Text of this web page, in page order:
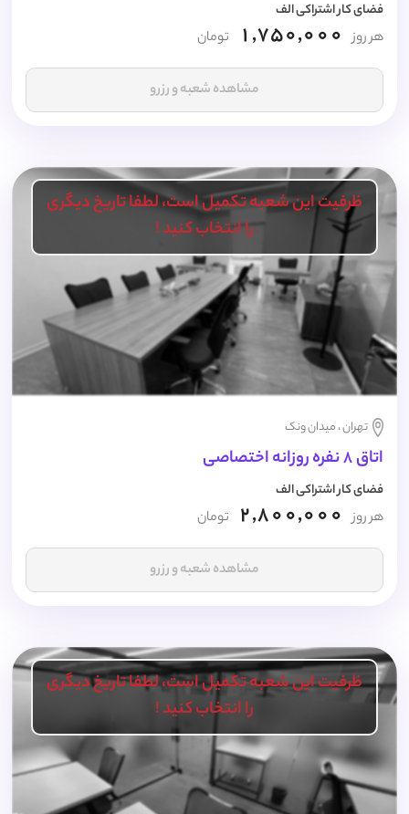
فضای کار اشتراکی الف
هر روز 1,750,000 تومان
مشاهده شعبه و رزرو
ظرفیت این شعبه تکمیل است، لطفا تاریخ دیگری
را انتخاب کنید !
تهران ، میدان ونک
اتاق 8 نفره روزانه اختصاصی
فضای کار اشتراکی الف
هر روز 2,800,000 تومان
مشاهده شعبه و رزرو
ظرفیت این شعبه تکمیل است، لطفا تاریخ دیگری
را انتخاب کنید !